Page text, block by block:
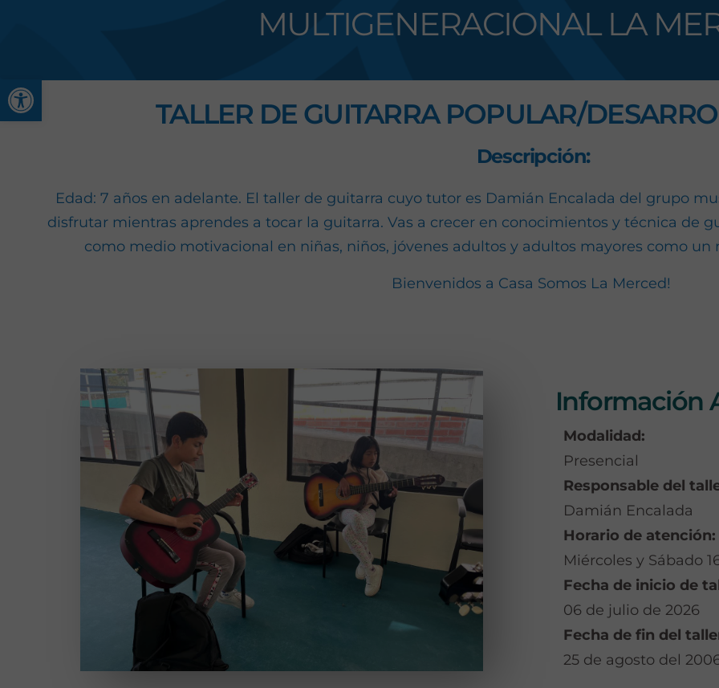
Abrir barra de herramientas
MULTIGENERACIONAL LA
TALLER DE GUITARRA POPULAR/
Descripción:
Edad: 7 años en adelante. El taller de guitarra cuyo tutor es Damián Encalada del grupo
disfrutar mientras aprendes a tocar la guitarra. Vas a crecer en conocimientos y técnica de
como medio motivacional en niñas, niños, jóvenes adultos y adultos mayores como
Bienvenidos a Casa Somos La Merced!
Información
Modalidad:
Presencial
Responsable del
Damián Encalada
Horario de atención:
Miércoles y Sábado
Fecha de inicio de
06 de julio de 2026
Fecha de fin del
25 de agosto del